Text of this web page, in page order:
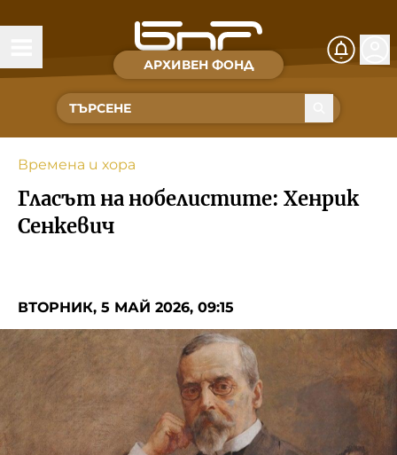
АРХИВЕН ФОНД
Времена и хора
Култура
Музика
Спорт
Съвет за електронни медии
БНР
БНР Новини
Детското.БНР
Времена и хора
Гласът на нобелистите: Хенрик
Сенкевич
ВТОРНИК, 5 МАЙ 2026, 09:15